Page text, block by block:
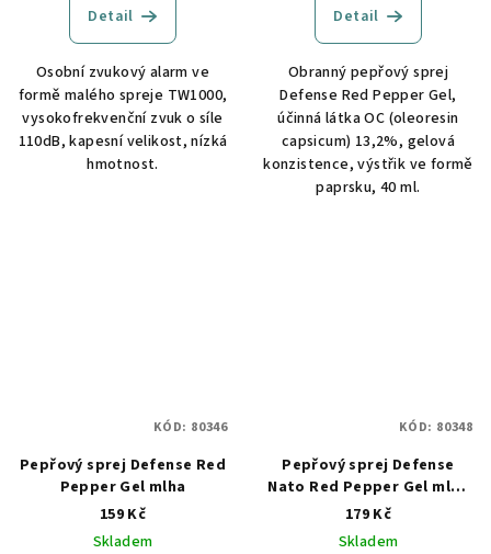
Detail
Osobní zvukový alarm ve
formě malého spreje TW1000,
vysokofrekvenční zvuk o síle
110dB, kapesní velikost, nízká
hmotnost.
Detail
Obranný pepřový sprej
Defense Red Pepper Gel,
účinná látka OC (oleoresin
capsicum) 13,2%, gelová
konzistence, výstřik ve formě
paprsku, 40 ml.
Pepřový sprej Defense Red
Pepper Gel mlha
159 Kč
Skladem
KÓD: 80346
Pepřový sprej Defense
Nato Red Pepper Gel mlha
čer
179 Kč
Skladem
KÓD: 80348